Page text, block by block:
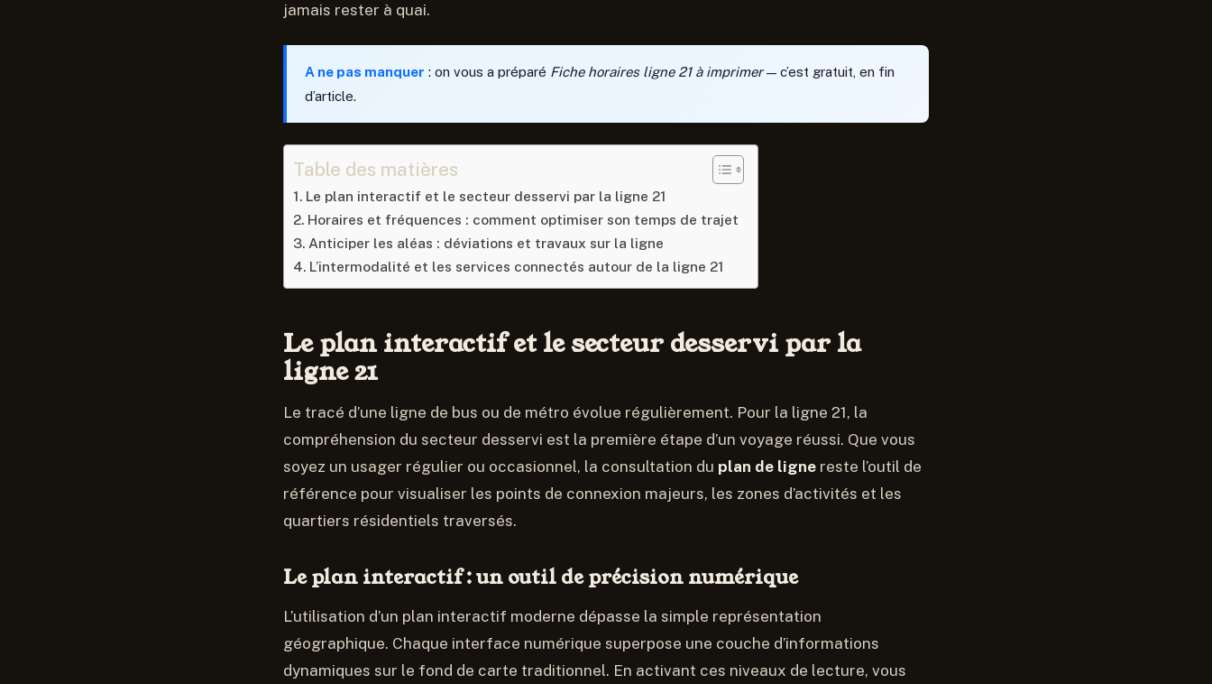
jamais rester à quai.
A ne pas manquer : on vous a préparé Fiche horaires ligne 21 à imprimer— c’est gratuit, en fin
d’article.
Table des matières
Le plan interactif et le secteur desservi par la ligne 21
Horaires et fréquences : comment optimiser son temps de trajet
Anticiper les aléas : déviations et travaux sur la ligne
L’intermodalité et les services connectés autour de la ligne 21
Le plan interactif et le secteur desservi par la
ligne 21
Le tracé d’une ligne de bus ou de métro évolue régulièrement. Pour la ligne 21, la
compréhension du secteur desservi est la première étape d’un voyage réussi. Que vous
soyez un usager régulier ou occasionnel, la consultation du plan de ligne reste l’outil de
référence pour visualiser les points de connexion majeurs, les zones d’activités et les
quartiers résidentiels traversés.
Le plan interactif : un outil de précision numérique
L’utilisation d’un plan interactif moderne dépasse la simple représentation
géographique. Chaque interface numérique superpose une couche d’informations
dynamiques sur le fond de carte traditionnel. En activant ces niveaux de lecture, vous